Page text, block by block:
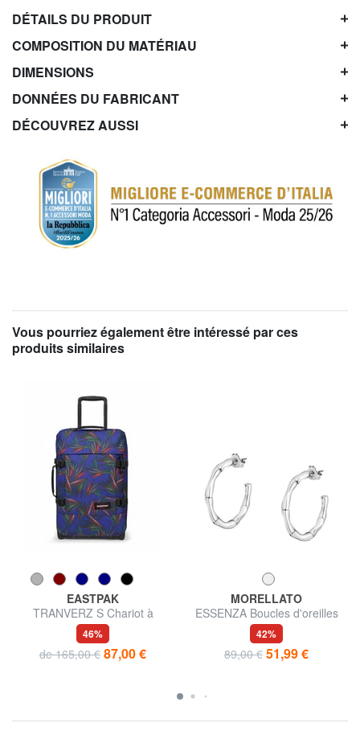
DÉTAILS DU PRODUIT
COMPOSITION DU MATÉRIAU
DIMENSIONS
DONNÉES DU FABRICANT
DÉCOUVREZ AUSSI
Vous pourriez également être intéressé par ces
produits similaires
EASTPAK
TRANVERZ S Chariot à
bagages à main
46%
de 165,00 € 87,00 €
MORELLATO
ESSENZA Boucles d'oreilles
42%
89,00 € 51,99 €